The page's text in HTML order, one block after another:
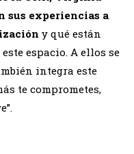
sus experiencias a
y qué están
espacio. A ellos se
integra este
te comprometes,